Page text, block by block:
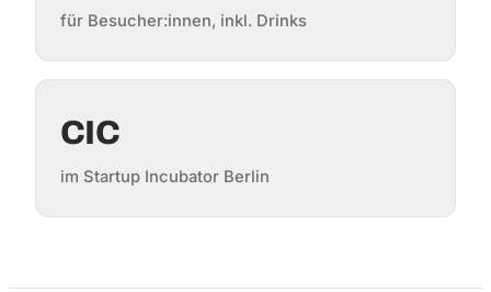
für Besucher:innen, inkl. Drinks
CIC
im Startup Incubator Berlin